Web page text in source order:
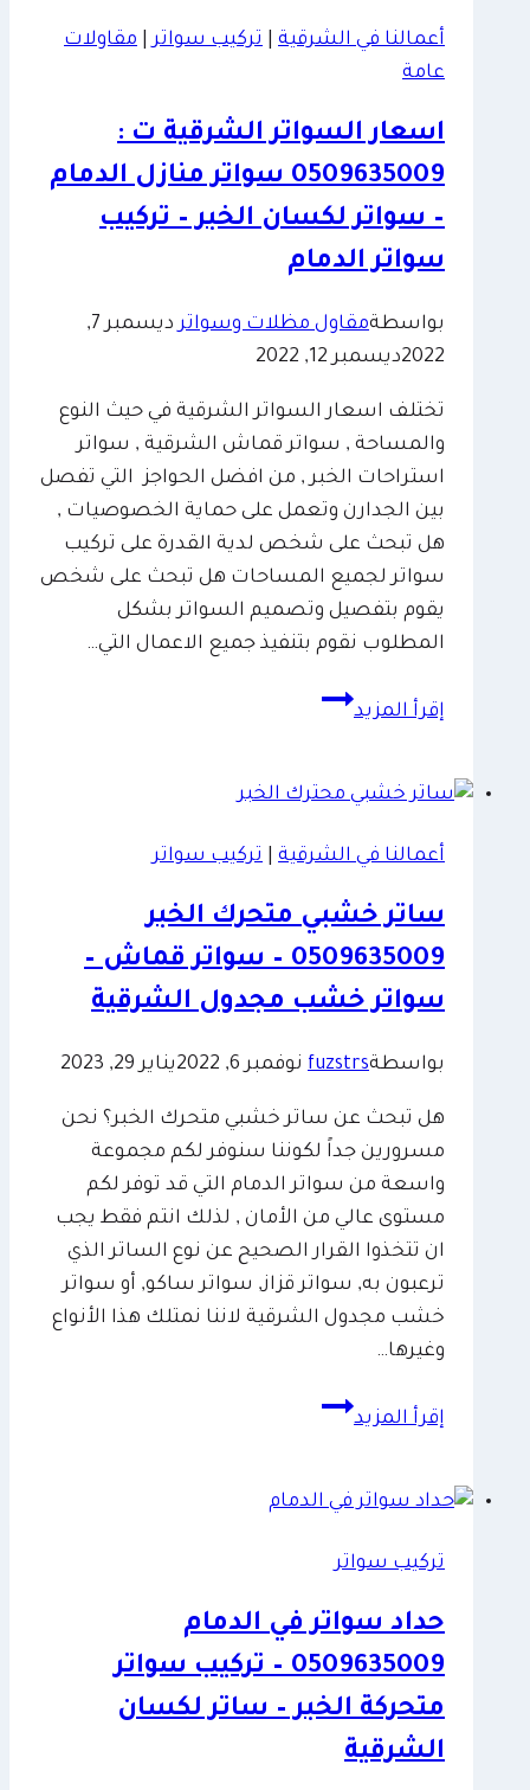
:
السواتر
الدمام
اسعار
السواتر
الخبر
أعمالنا في الشرقية تركيب سواتر| مقاولات
عامة
اسعار السواتر الشرقية ت :
0509635009 سواتر منازل الدمام
– سواتر لكسان الخبر – تركيب
سواتر الدمام
بواسطةمقاول مظلات وسواتر
ديسمبر 7,
2022ديسمبر 12, 2022
تختلف اسعار السواتر الشرقية في حيث النوع
والمساحة , سواتر قماش الشرقية , سواتر
استراحات الخبر , من افضل الحواجز التي تفصل
بين الجدارن وتعمل على حماية الخصوصيات ,
هل تبحث على شخص لدية القدرة على تركيب
سواتر لجميع المساحات هل تبحث على شخص
يقوم بتفصيل وتصميم السواتر بشكل
المطلوب نقوم بتنفيذ جميع الاعمال التي…
إقرأ المزيد
اسعار
ت
0509635009
سواتر
منازل
الدمام
–
لكسان
–
تركيب
سواتر
الدمام
أعمالنا في الشرقية تركيب سواتر
ساتر خشبي متحرك الخبر
0509635009 – سواتر قماش –
سواتر خشب مجدول الشرقية
بواسطةfuzstrs نوفمبر 6, 2022 يناير 29, 2023
هل تبحث عن ساتر خشبي متحرك الخبر؟ نحن
مسرورين جداً لكوننا سنوفر لكم مجموعة
واسعة من سواتر الدمام التي قد توفر لكم
مستوى عالي من الأمان , لذلك انتم فقط يجب
ان تتخذوا القرار الصحيح عن نوع الساتر الذي
ترعبون به, سواتر قزاز, سواتر ساكو, أو سواتر
خشب مجدول الشرقية لاننا نمتلك هذا الأنواع
وغيرها…
إقرأ المزيد
ساتر
الخبر
–
قماش
–
سواتر
خشب
تركيب سواتر
حداد سواتر في الدمام
0509635009 – تركيب سواتر
متحركة الخبر – ساتر لكسان
الشرقية